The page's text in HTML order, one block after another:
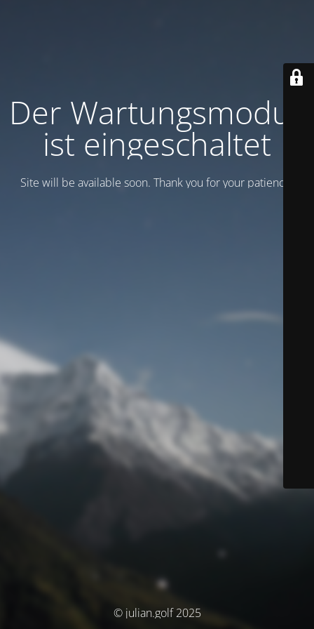
Der Wartungsmodus
ist eingeschaltet
Site will be available soon. Thank you for your patience!
© julian.golf 2025